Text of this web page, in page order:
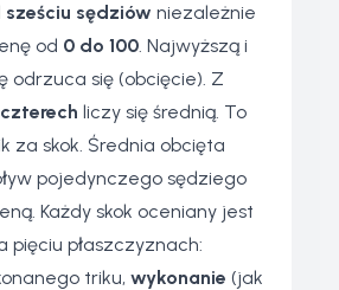
sześciu sędziów niezależnie
od 0 do 100. Najwyższą i
odrzuca się (obcięcie). Z
liczy się średnią. To
za skok. Średnia obcięta
pojedynczego sędziego
Każdy skok oceniany jest
pięciu płaszczyznach:
triku, wykonanie (jak